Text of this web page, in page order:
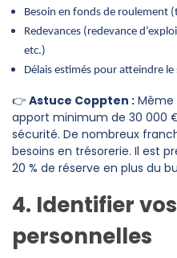
Besoin en fonds de roulement
Redevances (redevance
etc.)
Délais estimés pour atteindre
👉 Astuce Coppten : Même
apport minimum de 30 000
sécurité. De nombreux
besoins en trésorerie. Il est
20 % de réserve en plus du
4. Identifier
personnelles